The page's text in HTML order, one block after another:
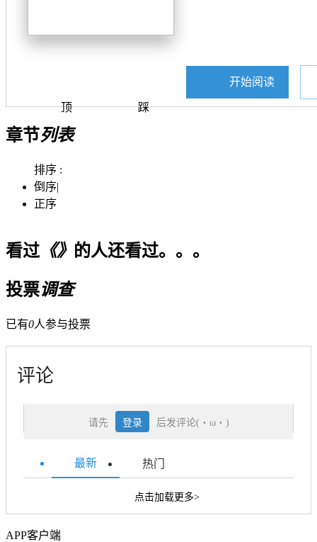
顶 踩
开始阅读
章节列表
排序 :
倒序|
正序
看过《》 的人还看过。。。
投票调查
已有0人参与投票
评论
请先 登录 后发评论(・ω・)
最新 热门
点击加载更多>
APP客户端